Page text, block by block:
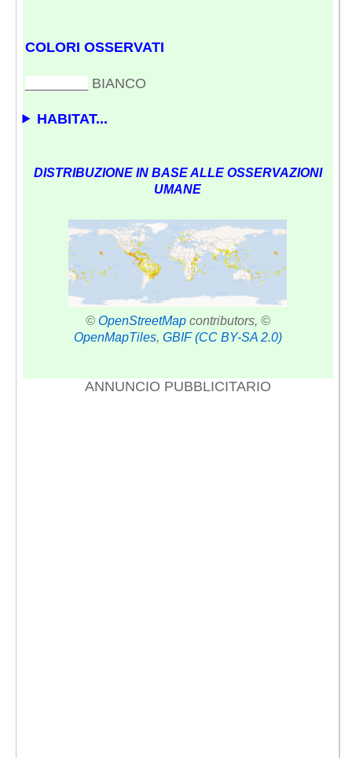
COLORI OSSERVATI
BIANCO
HABITAT...
DISTRIBUZIONE IN BASE ALLE OSSERVAZIONI
UMANE
© OpenStreetMapcontributors, ©
OpenMapTiles, GBIF (CC BY-SA 2.0)
ANNUNCIO PUBBLICITARIO